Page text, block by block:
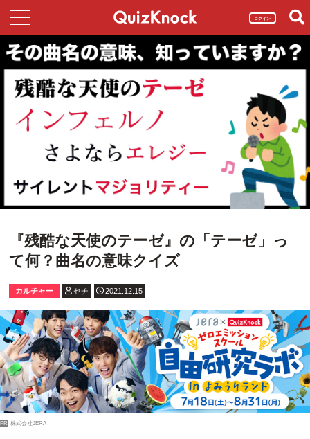
ログイン
『残酷な天使のテーゼ』の「テーゼ」っ
て何？曲名の意味クイズ
カルチャー セチ 2021.12.15
PR 株式会社JERA